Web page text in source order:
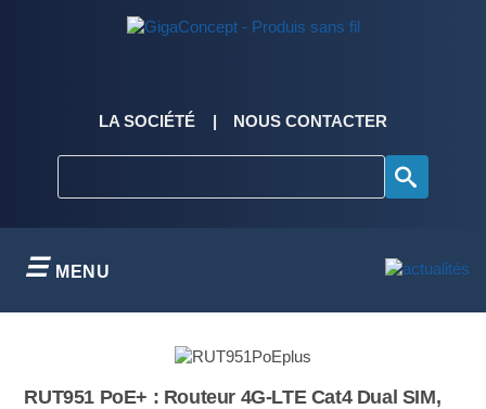
LA SOCIÉTÉ NOUS CONTACTER
MENU
RUT951 PoE+ : Routeur 4G-LTE Cat4 Dual SIM,